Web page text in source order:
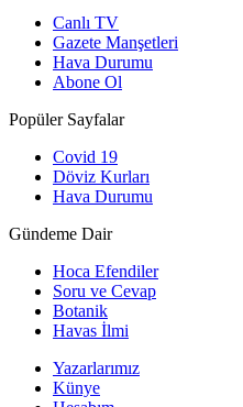
Canlı TV
Gazete Manşetleri
Hava Durumu
Abone Ol
Popüler Sayfalar
Covid 19
Döviz Kurları
Hava Durumu
Gündeme Dair
Hoca Efendiler
Soru ve Cevap
Botanik
Havas İlmi
Yazarlarımız
Künye